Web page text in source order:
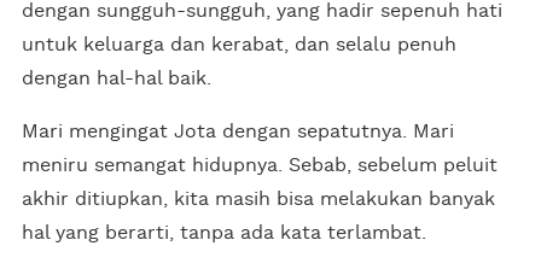
dengan sungguh-sungguh, yang hadir sepenuh hati
untuk keluarga dan kerabat, dan selalu penuh
dengan hal-hal baik.
Mari mengingat Jota dengan sepatutnya. Mari
meniru semangat hidupnya. Sebab, sebelum peluit
akhir ditiupkan, kita masih bisa melakukan banyak
hal yang berarti, tanpa ada kata terlambat.